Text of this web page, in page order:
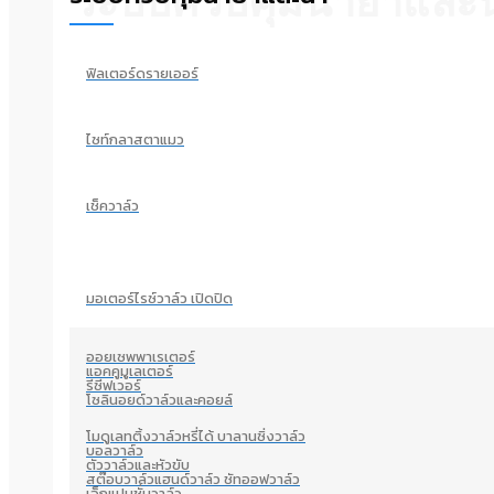
ฟิลเตอร์ดรายเออร์
ไซท์กลาสตาแมว
เช็ควาล์ว
มอเตอร์ไรซ์วาล์ว เปิดปิด
ออยเซพพาเรเตอร์
แอคคูมูเลเตอร์
รีซีฟเวอร์
โซลินอยด์วาล์วและคอยล์
โมดูเลทติ้งวาล์วหรี่ได้ บาลานซิ่งวาล์ว
บอลวาล์ว
ตัววาล์วและหัวขับ
สต๊อบวาล์วแฮนด์วาล์ว ชัทออฟวาล์ว